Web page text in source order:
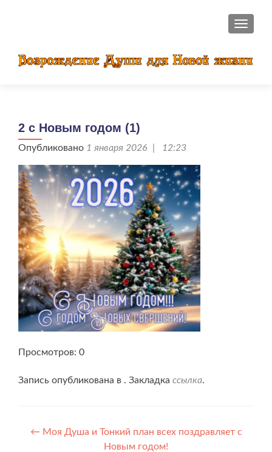
2 с Новым годом (1)
Опубликовано 1 января 2026 | 12:23
Просмотров: 0
Запись опубликована в . Закладка ссылка.
Навигация
← Моя Душа и Тонкий план всех поздравляет с
Новым годом!